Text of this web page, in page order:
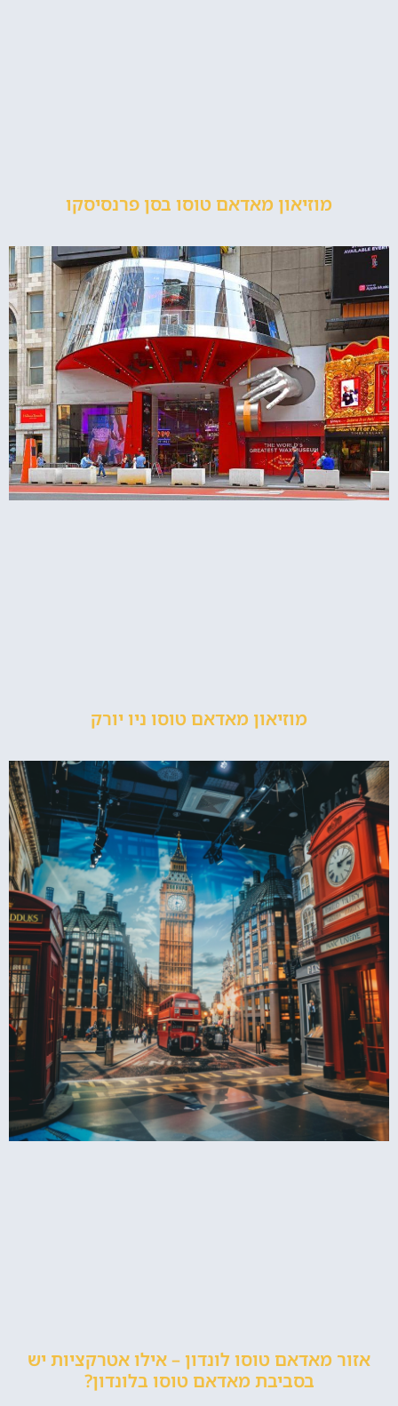
מוזיאון מאדאם טוסו בסן פרנסיסקו
מוזיאון מאדאם טוסו ניו יורק
אזור מאדאם טוסו לונדון – אילו אטרקציות יש
בסביבת מאדאם טוסו בלונדון?